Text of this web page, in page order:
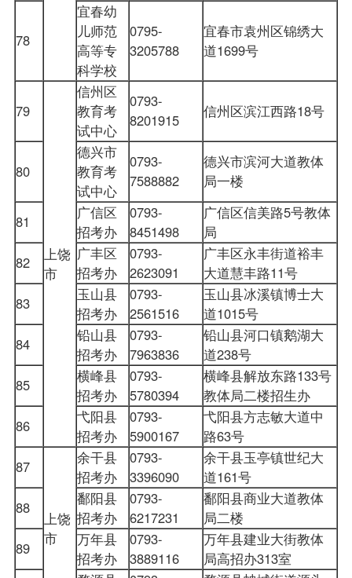
78
宜春幼
儿师范
高等专
科学校
0795-
3205788
宜春市袁州区锦绣大
道1699号
79
上饶
市
信州区
教育考
试中心
0793-
8201915
信州区滨江西路18号
80
德兴市
教育考
试中心
0793-
7588882
德兴市滨河大道教体
局一楼
81
广信区
招考办
0793-
8451498
广信区信美路5号教体
局
82
广丰区
招考办
0793-
2623091
广丰区永丰街道裕丰
大道慧丰路11号
83
玉山县
招考办
0793-
2561516
玉山县冰溪镇博士大
道1015号
84
铅山县
招考办
0793-
7963836
铅山县河口镇鹅湖大
道238号
85
横峰县
招考办
0793-
5780394
横峰县解放东路133号
教体局二楼招生办
86
弋阳县
招考办
0793-
5900167
弋阳县方志敏大道中
路63号
87
上饶
市
余干县
招考办
0793-
3396090
余干县玉亭镇世纪大
道161号
88
鄱阳县
招考办
0793-
6217231
鄱阳县商业大道教体
局二楼
89
万年县
招考办
0793-
3889116
万年县建业大街教体
局高招办313室